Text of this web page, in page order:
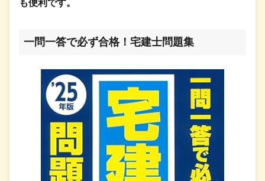
も便利です。
一問一答で必ず合格！宅建士問題集